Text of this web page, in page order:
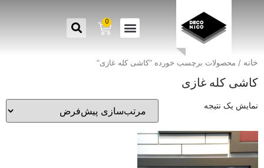
0
خانه / محصولات برچسب خورده “کاشی کله غازی”
کاشی کله غازی
نمایش یک نتیجه